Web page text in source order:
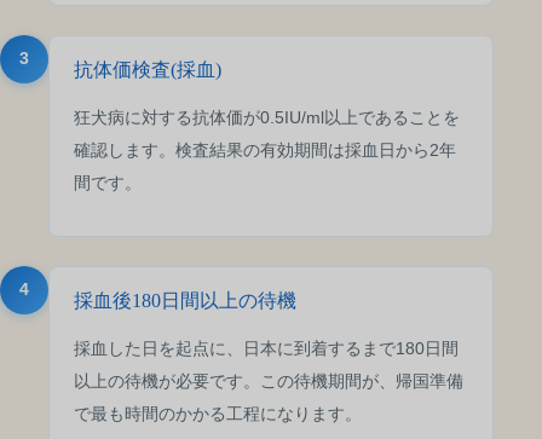
3
抗体価検査(採血)
狂犬病に対する抗体価が0.5IU/ml以上であることを
確認します。検査結果の有効期間は採血日から2年
間です。
4
採血後180日間以上の待機
採血した日を起点に、日本に到着するまで180日間
以上の待機が必要です。この待機期間が、帰国準備
で最も時間のかかる工程になります。